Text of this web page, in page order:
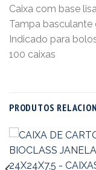
Caixa com base
Tampa basculante
Indicado para
100 caixas
PRODUTOS